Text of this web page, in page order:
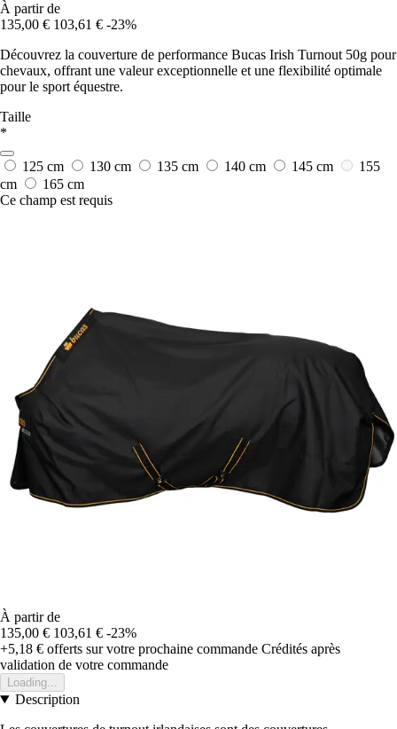
À partir de
135,00 € 103,61 € -23%
Découvrez la couverture de performance Bucas Irish Turnout 50g pour
chevaux, offrant une valeur exceptionnelle et une flexibilité optimale
pour le sport équestre.
Taille
*
125 cm 130 cm 135 cm 140 cm 145 cm
155
cm
165 cm
Ce champ est requis
À partir de
135,00 € 103,61 € -23%
+5,18 € offerts sur votre prochaine commande Crédités après
validation de votre commande
Loading...
Description